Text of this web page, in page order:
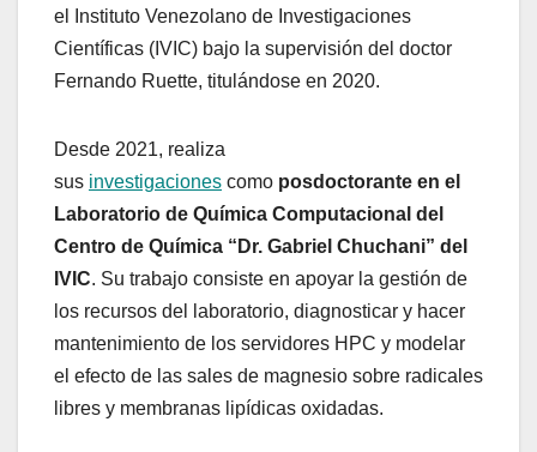
el Instituto Venezolano de Investigaciones
Científicas (IVIC) bajo la supervisión del doctor
Fernando Ruette, titulándose en 2020.
Desde 2021, realiza
sus investigaciones como posdoctorante en el
Laboratorio de Química Computacional del
Centro de Química “Dr. Gabriel Chuchani” del
IVIC. Su trabajo consiste en apoyar la gestión de
los recursos del laboratorio, diagnosticar y hacer
mantenimiento de los servidores HPC y modelar
el efecto de las sales de magnesio sobre radicales
libres y membranas lipídicas oxidadas.